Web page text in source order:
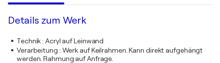
Details zum Werk
Technik:Acryl auf Leinwand
Verarbeitung : Werk auf Keilrahmen. Kann direkt aufgehängt
werden. Rahmung auf Anfrage.